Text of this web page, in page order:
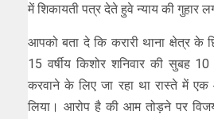
में शिकायती पत्र देते हुवे न्याय की गुहार
आपको बता दे कि करारी थाना क्षेत्र के
15 वर्षीय किशोर शनिवार की सुबह
करवाने के लिए जा रहा था रास्ते में
लिया। आरोप है की आम तोड़ने पर